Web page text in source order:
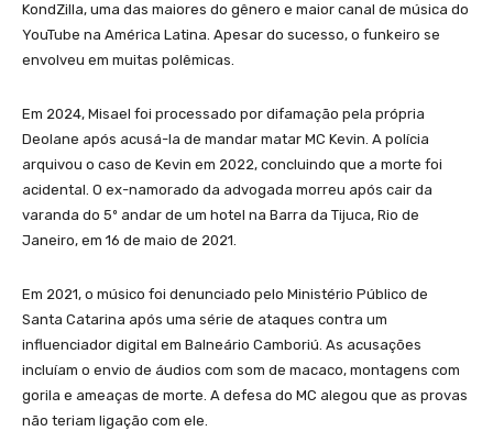
KondZilla, uma das maiores do gênero e maior canal de música do
YouTube na América Latina. Apesar do sucesso, o funkeiro se
envolveu em muitas polêmicas.
Em 2024, Misael foi processado por difamação pela própria
Deolane após acusá-la de mandar matar MC Kevin. A polícia
arquivou o caso de Kevin em 2022, concluindo que a morte foi
acidental. O ex-namorado da advogada morreu após cair da
varanda do 5º andar de um hotel na Barra da Tijuca, Rio de
Janeiro, em 16 de maio de 2021.
Em 2021, o músico foi denunciado pelo Ministério Público de
Santa Catarina após uma série de ataques contra um
influenciador digital em Balneário Camboriú. As acusações
incluíam o envio de áudios com som de macaco, montagens com
gorila e ameaças de morte. A defesa do MC alegou que as provas
não teriam ligação com ele.